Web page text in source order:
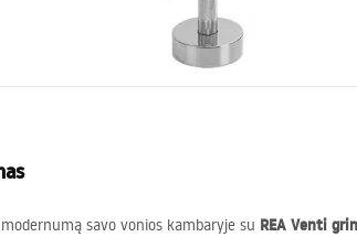
ir baldai
savo vonios kambaryje su REA Venti